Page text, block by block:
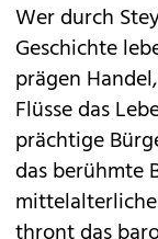
Wer durch
Geschichte
prägen
Flüsse das
prächtige
das berühmte